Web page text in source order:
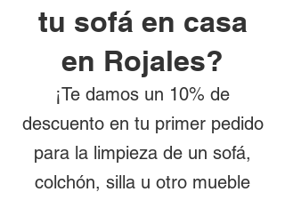
tu sofá en casa
en Rojales?
¡Te damos un 10% de
descuento en tu primer pedido
para la limpieza de un sofá,
colchón, silla u otro mueble